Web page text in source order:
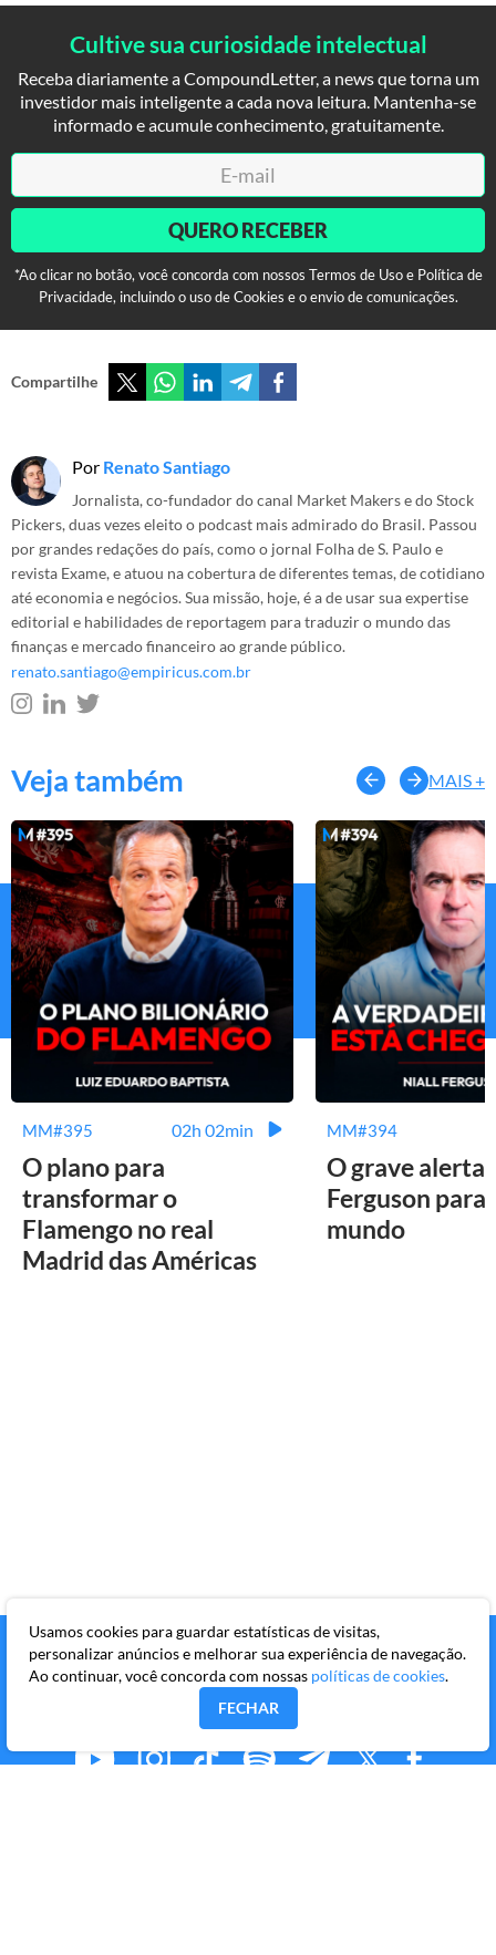
Cultive sua curiosidade intelectual
Receba diariamente a CompoundLetter, a news que torna um
investidor mais inteligente a cada nova leitura. Mantenha-se
informado e acumule conhecimento, gratuitamente.
QUERO RECEBER
*Ao clicar no botão, você concorda com nossos Termos de Uso e Política de
Privacidade, incluindo o uso de Cookies e o envio de comunicações.
Compartilhe
Por Renato Santiago
Jornalista, co-fundador do canal Market Makers e do Stock
Pickers, duas vezes eleito o podcast mais admirado do Brasil. Passou
por grandes redações do país, como o jornal Folha de S. Paulo e
revista Exame, e atuou na cobertura de diferentes temas, de cotidiano
até economia e negócios. Sua missão, hoje, é a de usar sua expertise
editorial e habilidades de reportagem para traduzir o mundo das
finanças e mercado financeiro ao grande público.
renato.santiago@empiricus.com.br
Veja também MAIS +
MM#395 02h 02min
O plano para
transformar o
Flamengo no real
Madrid das Américas
MM#394
O grave alerta
Ferguson para
mundo
Usamos cookies para guardar estatísticas de visitas,
personalizar anúncios e melhorar sua experiência de navegação.
Ao continuar, você concorda com nossas políticas de cookies.
FECHAR